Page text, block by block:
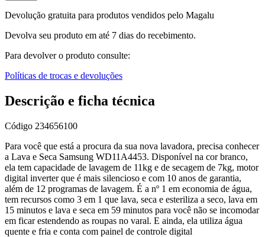
Devolução gratuita para produtos vendidos pelo Magalu
Devolva seu produto em até 7 dias do recebimento.
Para devolver o produto consulte:
Políticas de trocas e devoluções
Descrição e ficha técnica
Código 234656100
Para você que está a procura da sua nova lavadora, precisa conhecer
a Lava e Seca Samsung WD11A4453. Disponível na cor branco,
ela tem capacidade de lavagem de 11kg e de secagem de 7kg, motor
digital inverter que é mais silencioso e com 10 anos de garantia,
além de 12 programas de lavagem. É a nº 1 em economia de água,
tem recursos como 3 em 1 que lava, seca e esteriliza a seco, lava em
15 minutos e lava e seca em 59 minutos para você não se incomodar
em ficar estendendo as roupas no varal. E ainda, ela utiliza água
quente e fria e conta com painel de controle digital